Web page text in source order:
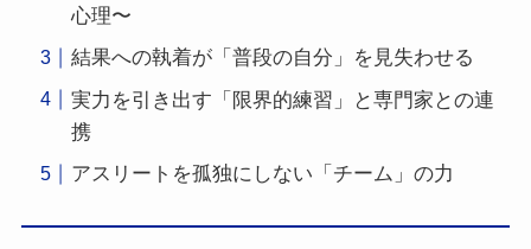
心理〜
結果への執着が「普段の自分」を見失わせる
実力を引き出す「限界的練習」と専門家との連
携
アスリートを孤独にしない「チーム」の力